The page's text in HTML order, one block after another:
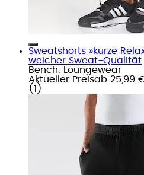
Sweatshorts »kurze
weicher Sweat-Qualität
Bench. Loungewear
Aktueller Preisab 25,99
( 1 )